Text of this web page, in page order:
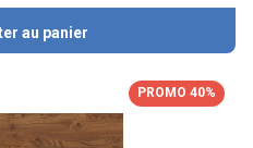
au panier
PROMO 40%